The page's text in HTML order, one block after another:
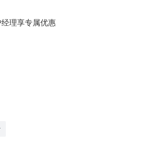
理享专属优惠